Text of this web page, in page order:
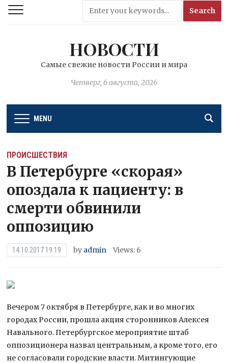
НОВОСТИ
Самые свежие новости России и мира
Четверг, 6 августа, 2026
MENU
ПРОИСШЕСТВИЯ
В Петербурге «скорая»
опоздала к пациенту: в
смерти обвинили
оппозицию
14.10.2017 19:19 by admin Views: 6
Вечером 7 октября в Петербурге, как и во многих
городах России, прошла акция сторонников Алексея
Навального. Петербургское мероприятие штаб
оппозиционера назвал центральным, а кроме того, его
не согласовали городские власти. Митингующие